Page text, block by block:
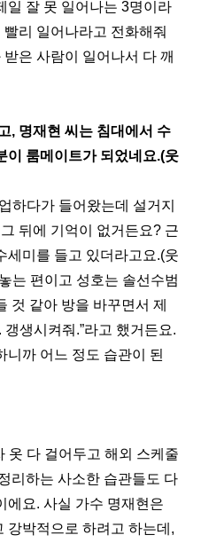
일 잘 못 일어나는 3명이라
리 일어나라고 전화해줘
은 사람이 일어나서 다 깨
, 명재현 씨는 침대에서 수
이 룸메이트가 되었네요.(웃
하다가 들어왔는데 설거지
뒤에 기억이 없거든요? 근
세미를 들고 있더라고요.(웃
는 편이고 성호는 솔선수범
것 같아 방을 바꾸면서 제
생시켜줘.”라고 했거든요.
니까 어느 정도 습관이 된
옷 다 걸어두고 해외 스케줄
리하는 사소한 습관들도 다
에요. 사실 가수 명재현은
강박적으로 하려고 하는데,